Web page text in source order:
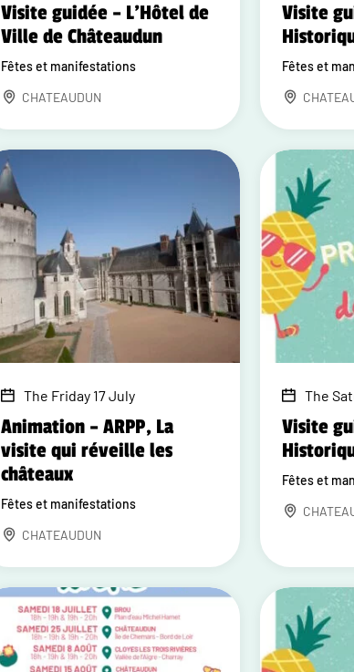
Visite guidée – L'Hôtel de
Ville de Châteaudun
Fêtes et manifestations
CHATEAUDUN
Visite
Fêtes et
The Friday 17 July
Animation – ARPP, La
visite qui réveille les
châteaux
Fêtes et manifestations
CHATEAUDUN
The
Visite
Fêtes et